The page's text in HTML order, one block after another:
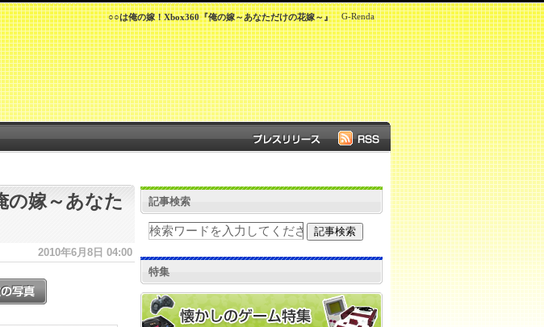
G-Renda
○○は俺の嫁！Xbox360『俺の嫁～あなただけの花嫁～』
の嫁～あなた
2010年6月8日 04:00
記事検索
特集